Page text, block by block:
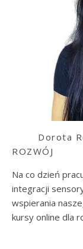
Dorota
ROZWÓJ
Na co dzień
integracji
wspierania
kursy online dla